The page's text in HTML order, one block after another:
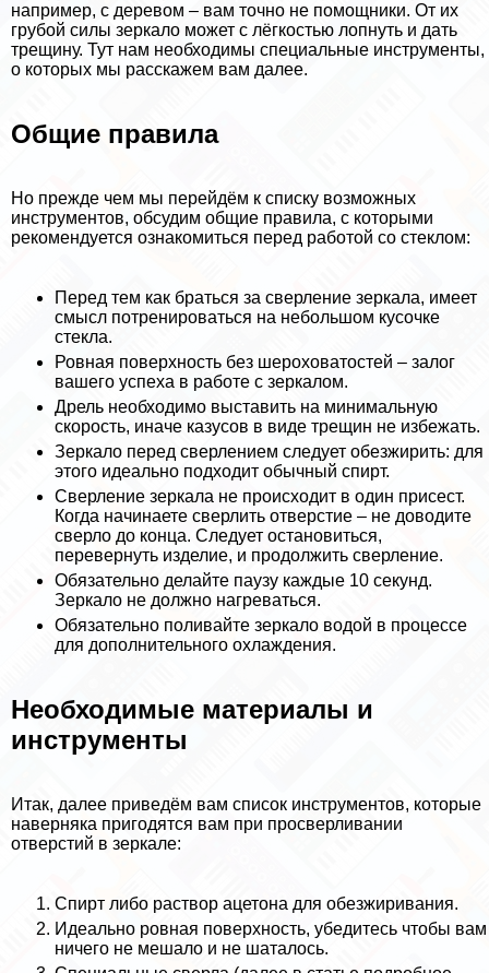
например, с деревом – вам точно не помощники. От их
грубой силы зеркало может с лёгкостью лопнуть и дать
трещину. Тут нам необходимы специальные инструменты,
о которых мы расскажем вам далее.
Общие правила
Но прежде чем мы перейдём к списку возможных
инструментов, обсудим общие правила, с которыми
рекомендуется ознакомиться перед работой со стеклом:
Перед тем как браться за сверление зеркала, имеет
смысл потренироваться на небольшом кусочке
стекла.
Ровная поверхность без шероховатостей – залог
вашего успеха в работе с зеркалом.
Дрель необходимо выставить на минимальную
скорость, иначе казусов в виде трещин не избежать.
Зеркало перед сверлением следует обезжирить: для
этого идеально подходит обычный спирт.
Сверление зеркала не происходит в один присест.
Когда начинаете сверлить отверстие – не доводите
сверло до конца. Следует остановиться,
перевернуть изделие, и продолжить сверление.
Обязательно делайте паузу каждые 10 секунд.
Зеркало не должно нагреваться.
Обязательно поливайте зеркало водой в процессе
для дополнительного охлаждения.
Необходимые материалы и
инструменты
Итак, далее приведём вам список инструментов, которые
наверняка пригодятся вам при просверливании
отверстий в зеркале:
Спирт либо раствор ацетона для обезжиривания.
Идеально ровная поверхность, убедитесь чтобы вам
ничего не мешало и не шаталось.